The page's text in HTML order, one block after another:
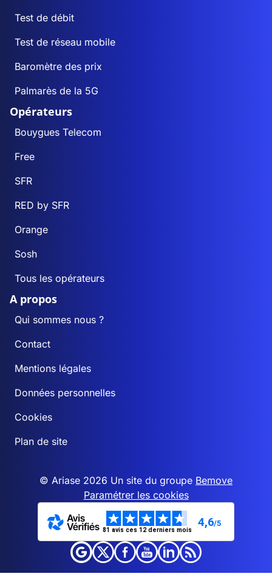
Test de débit
Test de réseau mobile
Baromètre des prix
Palmarès de la 5G
Opérateurs
Bouygues Telecom
Free
SFR
RED by SFR
Orange
Sosh
Tous les opérateurs
A propos
Qui sommes nous ?
Contact
Mentions légales
Données personnelles
Cookies
Plan de site
© Ariase 2026 Un site du groupe Bemove
Paramétrer les cookies
81 avis ces 12 derniers mois
4,6/5